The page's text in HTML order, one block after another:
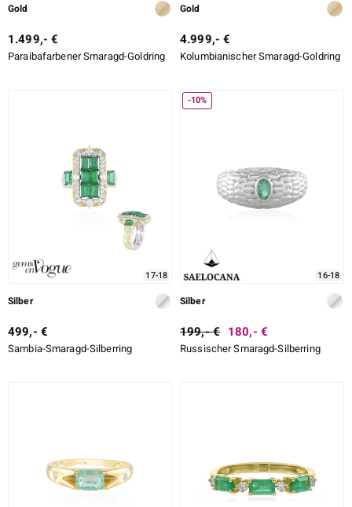
Gold
1.499,- €
Paraibafarbener Smaragd-Goldring
Gold
4.999,- €
Kolumbianischer Smaragd-Goldring
17-18
Silber
499,- €
Sambia-Smaragd-Silberring
-10%
16-18
Silber
199,- € 180,- €
Russischer Smaragd-Silberring